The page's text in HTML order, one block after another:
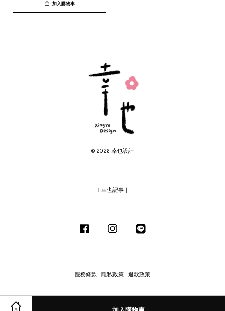
加入購物車
© 2026 幸也設計
︱幸也記事｜
Facebook Instagram
服務條款 隱私政策 退款政策